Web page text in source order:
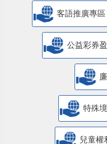
客語推廣專區
公益彩券
特殊
兒童權